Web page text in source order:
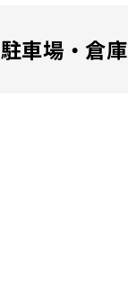
車場・倉庫